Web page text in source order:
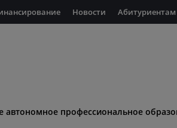
Новости Абитуриентам
автономное профессиональное